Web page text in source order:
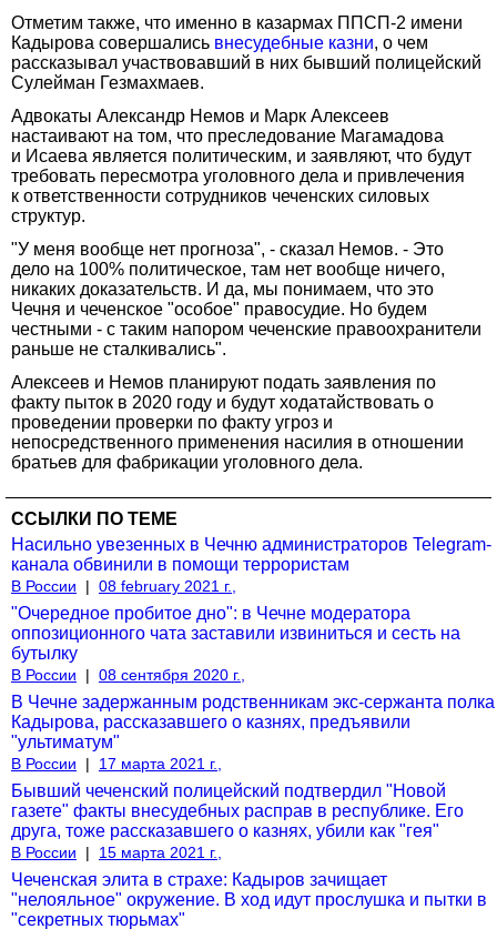
Отметим также, что именно в казармах ППСП-2 имени
Кадырова совершались внесудебные казни, о чем
рассказывал участвовавший в них бывший полицейский
Сулейман Гезмахмаев.
Адвокаты Александр Немов и Марк Алексеев
настаивают на том, что преследование Магамадова
и Исаева является политическим, и заявляют, что будут
требовать пересмотра уголовного дела и привлечения
к ответственности сотрудников чеченских силовых
структур.
"У меня вообще нет прогноза", - сказал Немов. - Это
дело на 100% политическое, там нет вообще ничего,
никаких доказательств. И да, мы понимаем, что это
Чечня и чеченское "особое" правосудие. Но будем
честными - с таким напором чеченские правоохранители
раньше не сталкивались".
Алексеев и Немов планируют подать заявления по
факту пыток в 2020 году и будут ходатайствовать о
проведении проверки по факту угроз и
непосредственного применения насилия в отношении
братьев для фабрикации уголовного дела.
ССЫЛКИ ПО ТЕМЕ
Насильно увезенных в Чечню администраторов Telegram-
канала обвинили в помощи террористам
В России | 08 february 2021 г.,
"Очередное пробитое дно": в Чечне модератора
оппозиционного чата заставили извиниться и сесть на
бутылку
В России | 08 сентября 2020 г.,
В Чечне задержанным родственникам экс-сержанта полка
Кадырова, рассказавшего о казнях, предъявили
"ультиматум"
В России | 17 марта 2021 г.,
Бывший чеченский полицейский подтвердил "Новой
газете" факты внесудебных расправ в республике. Его
друга, тоже рассказавшего о казнях, убили как "гея"
В России | 15 марта 2021 г.,
Чеченская элита в страхе: Кадыров зачищает
"нелояльное" окружение. В ход идут прослушка и пытки в
"секретных тюрьмах"